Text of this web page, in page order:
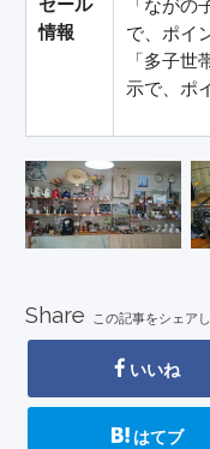
情報
で、ポイ
「多子
示で、ポ
Share この記事をシェア
いいね
はてブ